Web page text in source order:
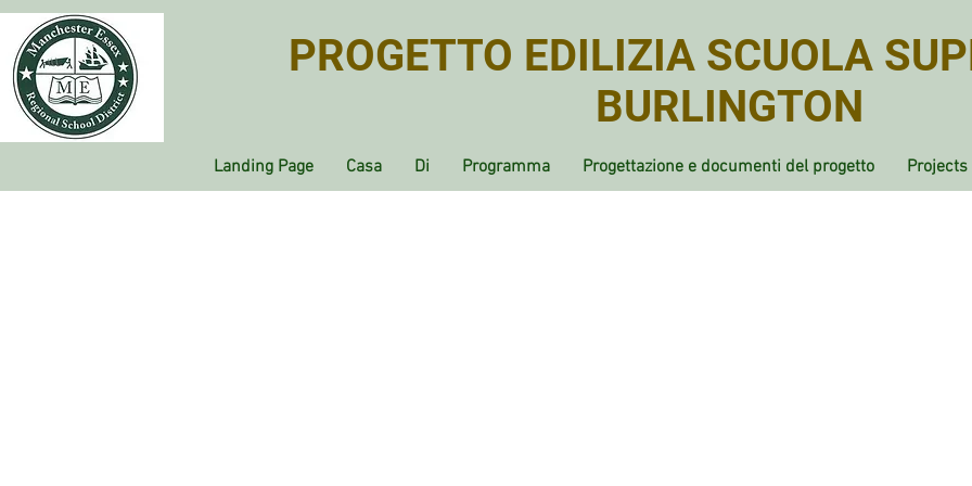
PROGETTO EDILIZIA SCUOLA
BURLINGTON
Landing Page Casa Di Programma Progettazione e documenti del progetto Projects